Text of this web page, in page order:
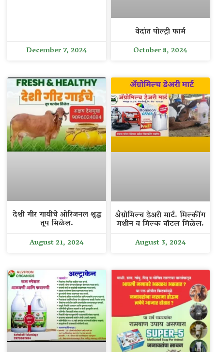
December 7, 2024
वेदांत पोल्ट्री फार्म
October 8, 2024
देशी गीर गायीचे ओरिजनल शुद्ध
तूप मिळेल.
August 21, 2024
अँग्रोमिल्च डेअरी मार्ट. मिल्कींग
मशीन व मिल्क बॉटल मिळेल.
August 3, 2024